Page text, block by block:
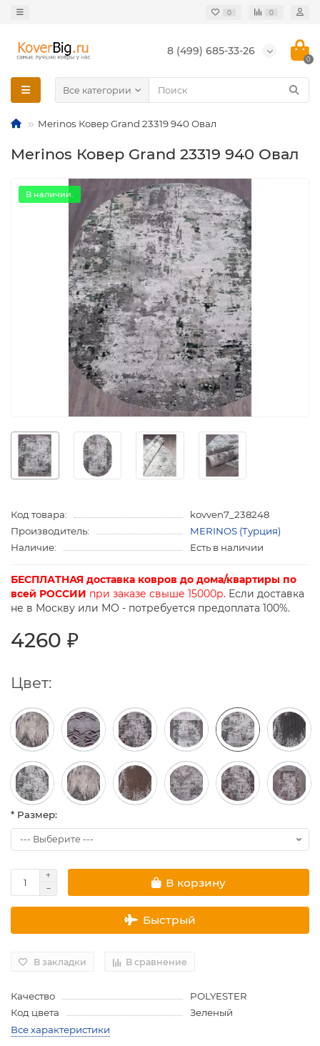
0 0
8 (499) 685-33-26
0
Все категории
Merinos Ковер Grand 23319 940 Овал
Merinos Ковер Grand 23319 940 Овал
В наличии.
Код товара:
kovven7_238248
Производитель:
MERINOS (Турция)
Наличие:
Есть в наличии
БЕСПЛАТНАЯ доставка ковров до дома/квартиры по
всей РОССИИ при заказе свыше 15000р. Если доставка
не в Москву или МО - потребуется предоплата 100%.
4260 ₽
Цвет:
* Размер:
В корзину
Быстрый
В закладки В сравнение
Качество
POLYESTER
Код цвета
Зеленый
Все характеристики